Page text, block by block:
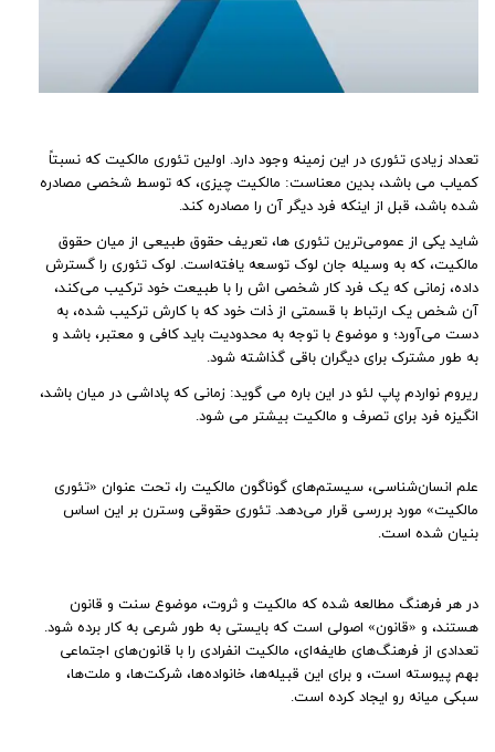
تعداد زیادی تئوری در این زمینه وجود دارد. اولین تئوری مالکیت که نسبتاً
کمیاب می باشد، بدین معناست: مالکیت چیزی، که توسط شخصی مصادره
شده باشد، قبل از اینکه فرد دیگر آن را مصادره کند.
شاید یکی از عمومی‌ترین تئوری ‌ها، تعریف حقوق طبیعی از میان حقوق
مالکیت، که به وسیله جان لوک توسعه یافته‌است. لوک تئوری را گسترش
داده، زمانی که یک فرد کار شخصی اش را با طبیعت خود ترکیب می‌کند،
آن شخص یک ارتباط با قسمتی از ذات خود که با کارش ترکیب شده، به
دست می‌آورد؛ و موضوع با توجه به محدودیت باید کافی و معتبر، باشد و
به طور مشترک برای دیگران باقی گذاشته شود.
ریروم نواردم پاپ لئو در این باره می گوید: زمانی که پاداشی در میان باشد،
انگیزه فرد برای تصرف و مالکیت بیشتر می شود.
علم انسان‌شناسی، سیستم‌های گوناگون مالکیت را، تحت عنوان «تئوری
مالکیت» مورد بررسی قرار می‌دهد. تئوری حقوقی وسترن بر این اساس
بنیان شده است.
در هر فرهنگ مطالعه شده که مالکیت و ثروت، موضوع سنت و قانون
هستند، و «قانون» اصولی است که بایستی به طور شرعی به کار برده شود.
تعدادی از فرهنگ‌های طایفه‌ای، مالکیت انفرادی را با قانون‌های اجتماعی
بهم پیوسته است، و برای این قبیله‌ها، خانواده‌ها، شرکت‌ها، و ملت‌ها،
سبکی میانه رو ایجاد کرده است.